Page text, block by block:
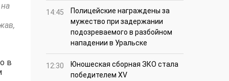
в
14:45
Полицейские награждены за
мужество при задержании
подозреваемого в разбойном
нападении в Уральске
12:30
Юношеская сборная ЗКО стала
победителем XV